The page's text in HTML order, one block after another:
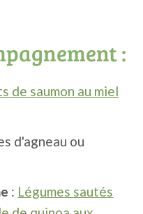
:
de saumon au miel
d'agneau ou
: Légumes sautés